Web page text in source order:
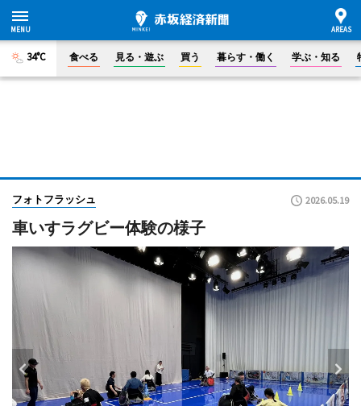
34°C 食べる 見る・遊ぶ 買う 暮らす・働く 学ぶ・知る
フォトフラッシュ 2026.05.19
車いすラグビー体験の様子